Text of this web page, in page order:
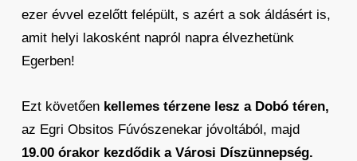
ezer évvel ezelőtt felépült, s azért a sok áldásért is,
amit helyi lakosként napról napra élvezhetünk
Egerben!
Ezt követően kellemes térzene lesz a Dobó téren,
az Egri Obsitos Fúvószenekar jóvoltából, majd
19.00 órakor kezdődik a Városi Díszünnepség.